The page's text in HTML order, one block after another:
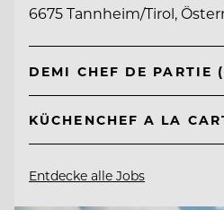
6675 Tannheim/Tirol,
DEMI CHEF DE PARTIE
KÜCHENCHEF A LA
Entdecke alle Jobs